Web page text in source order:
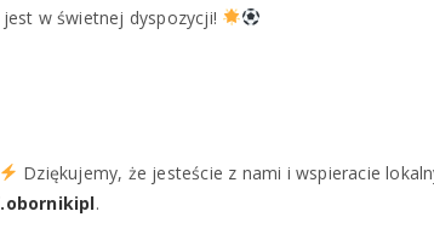
w świetnej dyspozycji!
Dziękujemy, że jesteście z nami i wspieracie
.